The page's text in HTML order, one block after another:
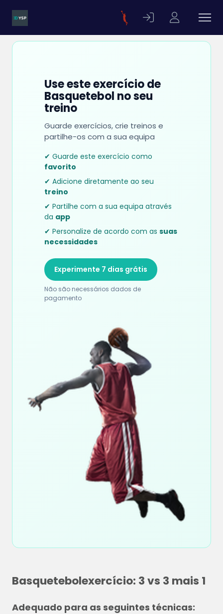
Use este exercício de
Basquetebol no seu
treino
Guarde exercícios, crie treinos e
partilhe-os com a sua equipa
✔ Guarde este exercício como
favorito
✔ Adicione diretamente ao seu
treino
✔ Partilhe com a sua equipa através
da app
✔ Personalize de acordo com as suas
necessidades
Experimente 7 dias grátis
Não são necessários dados de
pagamento
Basquetebolexercício: 3 vs 3 mais 1
Adequado para as seguintes técnicas: